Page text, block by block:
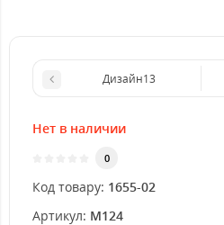
Дизайн13
Нет в наличии
0
Код товару: 1655-02
Артикул: M124